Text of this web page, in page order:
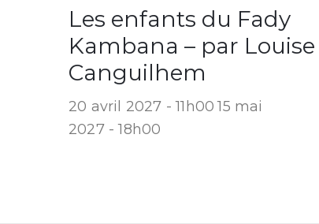
Les enfants du Fady
Kambana – par Louise
Canguilhem
20 avril 2027 - 11h00 15 mai
2027 - 18h00